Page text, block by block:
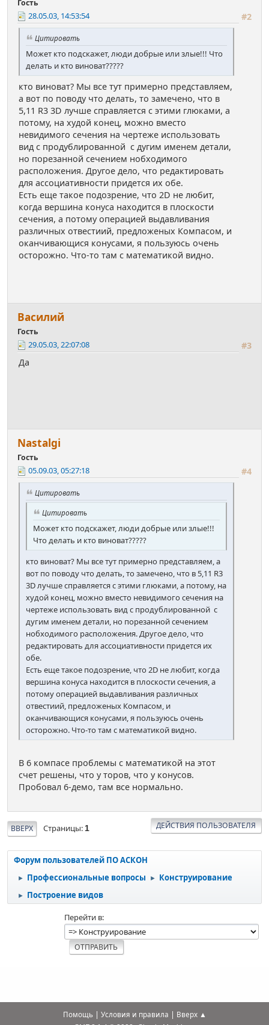
Гость
#2
28.05.03, 14:53:54
Цитировать
Может кто подскажет, люди добрые или злые!!! Что
делать и кто виноват?????
кто виноват? Мы все тут примерно представляем,
а вот по поводу что делать, то замечено, что в
5,11 R3 3D лучше справляется с этими глюками, а
потому, на худой конец, можно вместо
невидимого сечения на чертеже использовать
вид с продублированной с дугим именем детали,
но порезанной сечением нобходимого
расположения. Другое дело, что редактировать
для ассоциативности придется их обе.
Есть еще такое подозрение, что 2D не любит,
когда вершина конуса находится в плоскости
сечения, а потому операцией выдавливания
различных отвестиий, предложеных Компасом, и
оканчивающися конусами, я пользуюсь очень
осторожно. Что-то там с математикой видно.
Василий
Гость
#3
29.05.03, 22:07:08
Да
Nastalgi
Гость
#4
05.09.03, 05:27:18
Цитировать
Цитировать
Может кто подскажет, люди добрые или злые!!!
Что делать и кто виноват?????
кто виноват? Мы все тут примерно представляем, а
вот по поводу что делать, то замечено, что в 5,11 R3
3D лучше справляется с этими глюками, а потому, на
худой конец, можно вместо невидимого сечения на
чертеже использовать вид с продублированной с
дугим именем детали, но порезанной сечением
нобходимого расположения. Другое дело, что
редактировать для ассоциативности придется их
обе.
Есть еще такое подозрение, что 2D не любит, когда
вершина конуса находится в плоскости сечения, а
потому операцией выдавливания различных
отвестиий, предложеных Компасом, и
оканчивающися конусами, я пользуюсь очень
осторожно. Что-то там с математикой видно.
В 6 компасе проблемы с математикой на этот
счет решены, что у торов, что у конусов.
Пробовал 6-демо, там все нормально.
ВВЕРХ Страницы 1 ДЕЙСТВИЯ ПОЛЬЗОВАТЕЛЯ
Форум пользователей ПО АСКОН
► Профессиональные вопросы ► Конструирование
► Построение видов
Перейти в
Помощь| Условия и правила | Вверх ▲